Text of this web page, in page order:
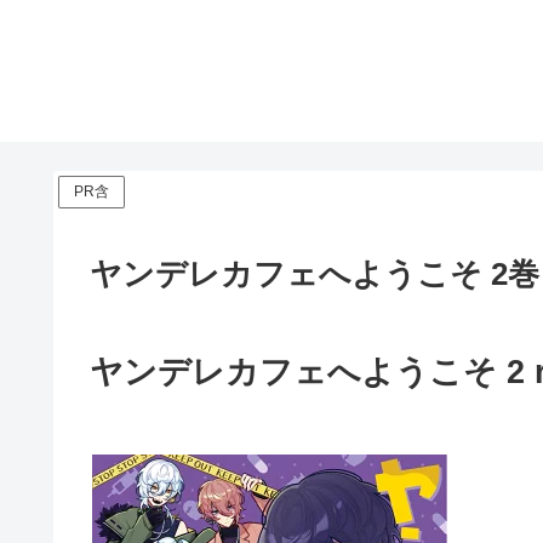
PR含
ヤンデレカフェへようこそ 2巻
ヤンデレカフェへようこそ